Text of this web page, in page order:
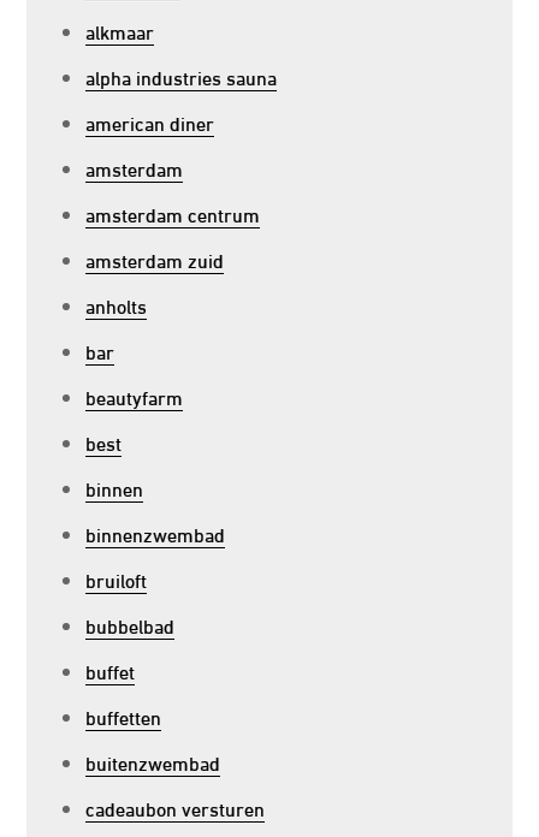
alkmaar
alpha industries sauna
american diner
amsterdam
amsterdam centrum
amsterdam zuid
anholts
bar
beautyfarm
best
binnen
binnenzwembad
bruiloft
bubbelbad
buffet
buffetten
buitenzwembad
cadeaubon versturen